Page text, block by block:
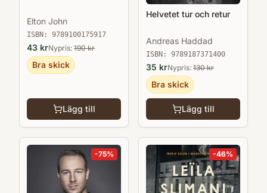
Elton John
ISBN: 9789100175917
43 krNypris: 190kr
Bra skick
Lägg till
Helvetet tur och retur
Andreas Haddad
ISBN: 9789187371400
35 krNypris: 130kr
Bra skick
Lägg till
-75% -46%